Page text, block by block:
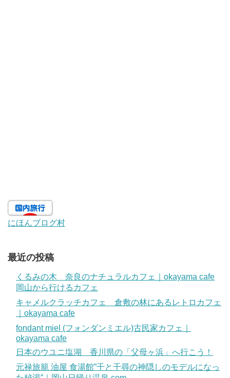
にほんブログ村
最近の投稿
くるみの木 奈良のナチュラルカフェ｜okayama cafe
岡山から行けるカフェ
キャメルクラッチカフェ 倉敷の林にあるレトロカフェ
｜okayama cafe
fondant miel (フォンダンミエル)古民家カフェ｜
okayama cafe
日本のウユニ塩湖 香川県の「父母ヶ浜」へ行こう！
元禄旅籠 油屋 食湯館”千と千尋の神隠しのモデルになっ